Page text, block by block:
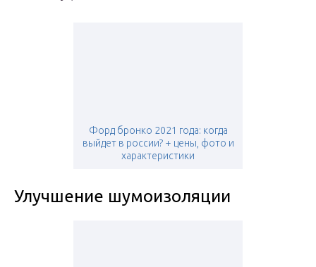
Форд бронко 2021 года: когда
выйдет в россии? + цены, фото и
характеристики
Улучшение шумоизоляции